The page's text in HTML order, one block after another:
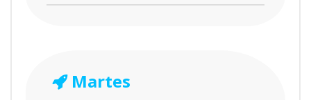
Martes